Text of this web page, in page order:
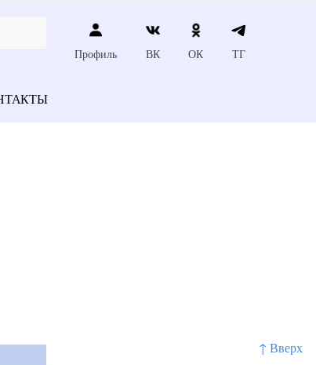
↑ Вверх
Профиль ВК ОК ТГ